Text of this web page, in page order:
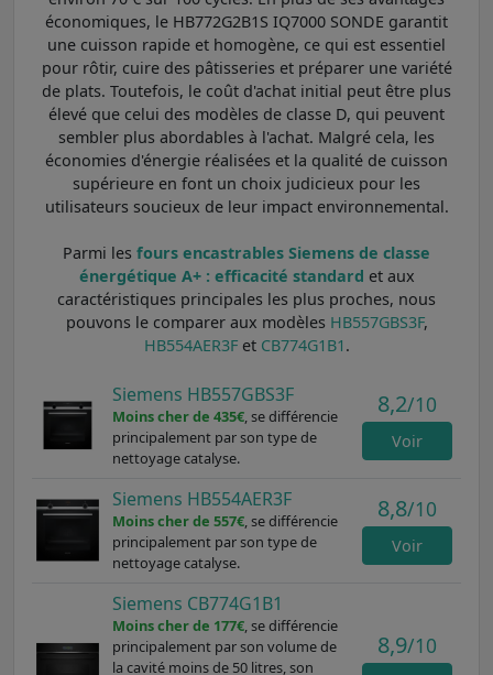
économiques, le HB772G2B1S IQ7000 SONDE garantit
une cuisson rapide et homogène, ce qui est essentiel
pour rôtir, cuire des pâtisseries et préparer une variété
de plats. Toutefois, le coût d'achat initial peut être plus
élevé que celui des modèles de classe D, qui peuvent
sembler plus abordables à l'achat. Malgré cela, les
économies d'énergie réalisées et la qualité de cuisson
supérieure en font un choix judicieux pour les
utilisateurs soucieux de leur impact environnemental.
Parmi les fours encastrables Siemens de classe
énergétique A+ : efficacité standard et aux
caractéristiques principales les plus proches, nous
pouvons le comparer aux modèles HB557GBS3F,
HB554AER3Fet CB774G1B1 .
Siemens HB557GBS3F
Moins cher de 435€, se différencie
principalement par son type de
nettoyage catalyse.
8,2/10
Voir
Siemens HB554AER3F
Moins cher de 557€, se différencie
principalement par son type de
nettoyage catalyse.
8,8/10
Voir
Siemens CB774G1B1
Moins cher de 177€, se différencie
principalement par son volume de
la cavité moins de 50 litres, son
8,9/10